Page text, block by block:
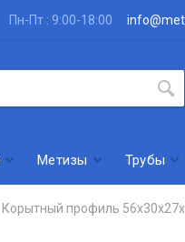
Пн-Пт : 9:00-18:00
Метизы Трубы
Корытный профиль